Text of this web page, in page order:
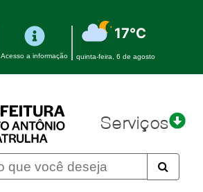
Acesso a informação
17°C
quinta-feira, 6 de agosto
Serviços